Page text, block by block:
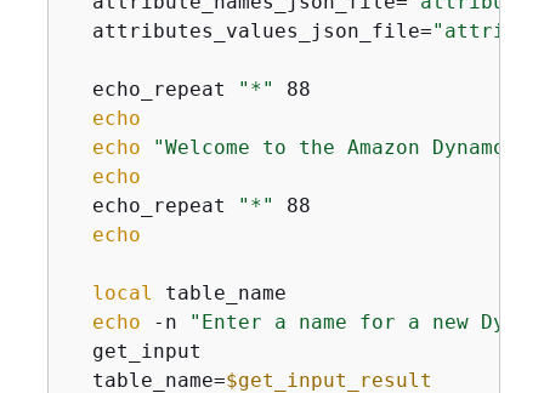
  attributes_values_json_file=
  echo_repeat
"*"
88
echo
echo
"Welcome to the Amazon
echo
  echo_repeat
"*"
88
echo
local
table_name
echo -n
"Enter a name for a new
  get_input
  table_name=
$get_input_result